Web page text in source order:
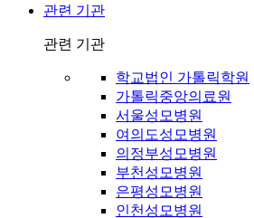
관련 기관
관련 기관
학교법인 가톨릭학원
가톨릭중앙의료원
서울성모병원
여의도성모병원
의정부성모병원
부천성모병원
은평성모병원
인천성모병원